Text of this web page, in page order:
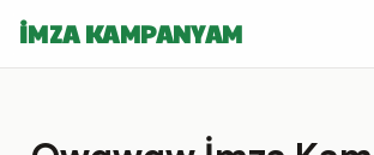
İMZA KAMPANYAM